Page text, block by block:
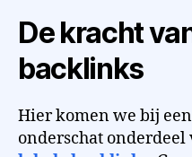
De kracht
backlinks
Hier komen we bij
onderschat onderdeel